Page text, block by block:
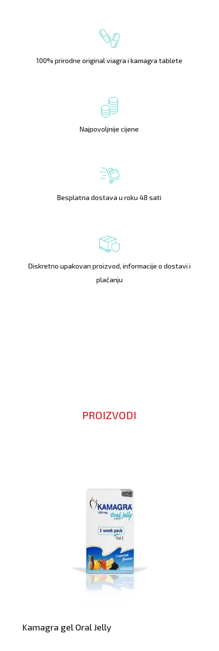
100% prirodne original viagra i kamagra tablete
Najpovoljnije cijene
Besplatna dostava u roku 48 sati
Diskretno upakovan proizvod, informacije o dostavi i
plaćanju
PROIZVODI
Kamagra gel Oral Jelly